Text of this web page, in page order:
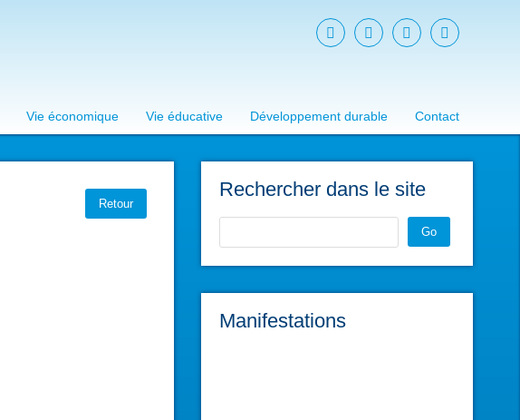
Vie économique Vie éducative Développement durable Contact
Retour
Rechercher dans le site
Go
Manifestations